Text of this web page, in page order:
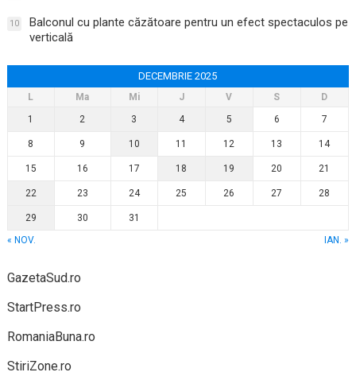
10
Balconul cu plante căzătoare pentru un efect spectaculos pe
verticală
DECEMBRIE 2025
L Ma Mi J V S
D
1
2 3 4 5 6 7
8 9 10 11 12 13 14
15 16 17 18 19 20 21
22 23 24 25 26 27 28
29 30
31
« NOV.
IAN. »
GazetaSud.ro
StartPress.ro
RomaniaBuna.ro
StiriZone.ro